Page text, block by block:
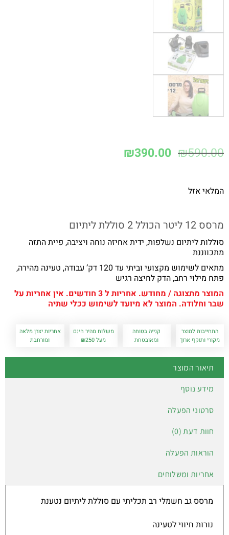
₪590.00
₪390.00
המלאי אזל
מרסס 12 ליטר הכולל 2 סוללת ליתיום
סוללות ליתיום נשלפות, ידית אחיזה נוחה ויציבה, פיית התזה
מתכווננת
מתאים לשימוש מקצועי וביתי עד 120 דק’ עבודה, טעינה מהירה,
פתח מילוי רחב, הדק לחיצה רגיש
המוצר מתצוגה / מחודש. אחריות ל 3 חודשים. אין אחריות על
שבר וחלודה. המוצר לא מיועד לשימוש ככלי שתיה
התחייבות למוצר
מקורי ותוקף ארוך
קנייה בטוחה
ומאובטחת
משלוח מהיר חינם
מעל ₪250
אחריות יצרן מלאה
ומורחבת
תיאור המוצר
מידע נוסף
סרטוני הפעלה
חוות דעת (0)
הוראות הפעלה
אחריות ומשלוחים
מרסס גב חשמלי רב תכליתי עם סוללת ליתיום נטענת
נורות חיווי לטעינה